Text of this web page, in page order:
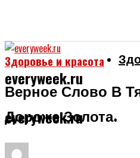
everyweek.ru
everyweek.ru
Здоровье и красота
Верное Слово В
Дороже Золота.